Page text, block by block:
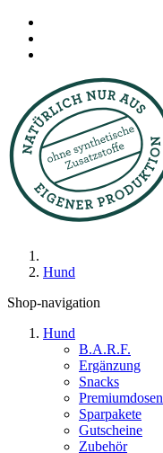
Hund
Shop-navigation
Hund
B.A.R.F.
Ergänzung
Snacks
Premiumdosen
Sparpakete
Gutscheine
Zubehör